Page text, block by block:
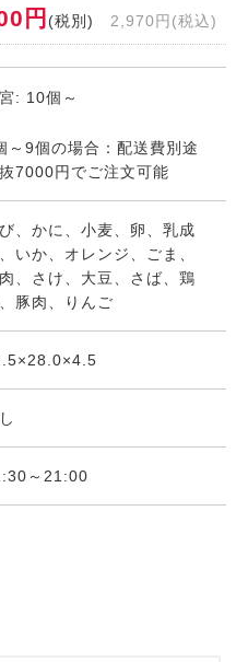
円 (税別) 2,970円(税込)
: 10個～
～9個の場合：配送費別途
7000円でご注文可能
、かに、小麦、卵、乳成
いか、オレンジ、ごま、
、さけ、大豆、さば、鶏
豚肉、りんご
～21:00